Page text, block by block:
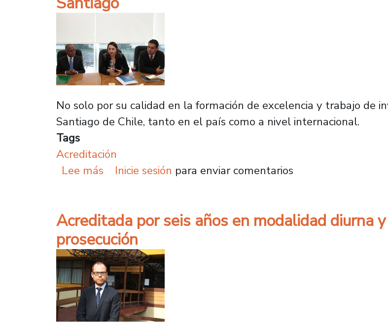
No solo por su calidad en la formación de excelencia y trabajo de
Santiago de Chile, tanto en el país como a nivel internacional.
Tags
Acreditación
Lee más sobre Delegación dominicana conoce modelo de
Inicie sesión para enviar comentarios
Acreditada por seis años en modalidad diurna
prosecución